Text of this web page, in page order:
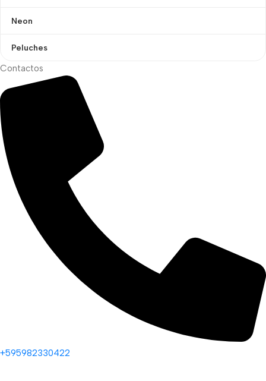
Neon
Peluches
Contactos
+595982330422